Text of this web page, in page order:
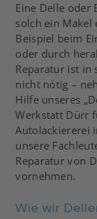
Eine Delle oder
solch ein Makel
Beispiel beim
oder durch
Reparatur ist in
nicht nötig –
Hilfe unseres
Werkstatt Dürr
Autolackiererei
unsere
Reparatur von
vornehmen.
Wie wir